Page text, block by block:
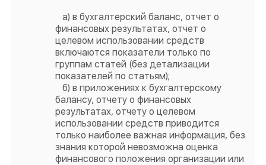
а) в бухгалтерский баланс, отчет о
финансовых результатах, отчет о
целевом использовании средств
включаются показатели только по
группам статей (без детализации
показателей по статьям);
б) в приложениях к бухгалтерскому
балансу, отчету о финансовых
результатах, отчету о целевом
использовании средств приводится
только наиболее важная информация, без
знания которой невозможна оценка
финансового положения организации или